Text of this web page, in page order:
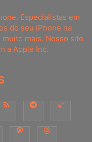
Especialistas em
do seu iPhone na
mais. Nosso site
a Apple Inc.